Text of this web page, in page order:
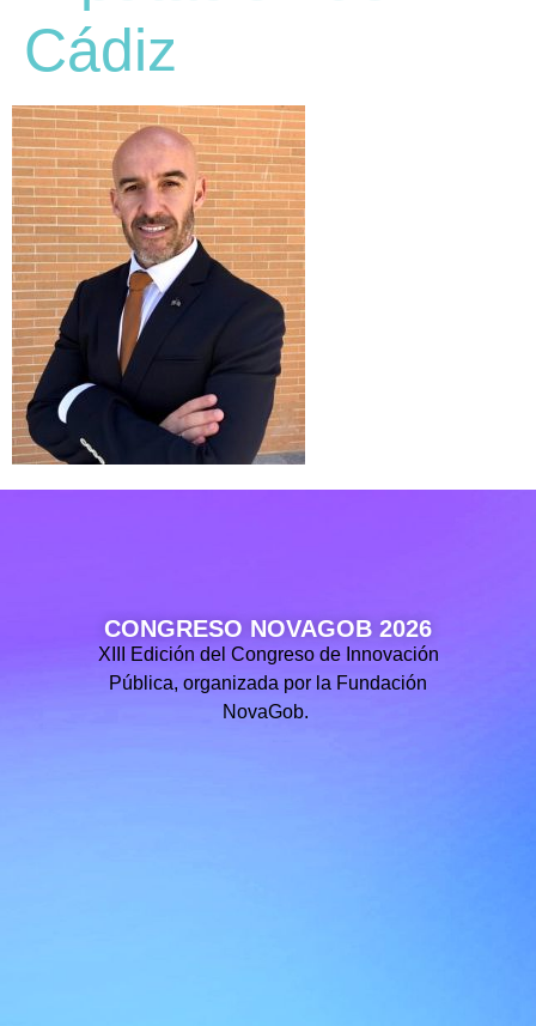
Cádiz
CONGRESO NOVAGOB 2026
XIII Edición del Congreso de Innovación
Pública, organizada por la Fundación
NovaGob.